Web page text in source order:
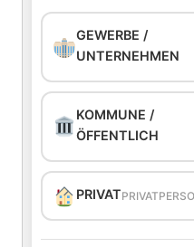
GEWERBE /
UNTERNEHMEN
KOMMUNE /
ÖFFENTLICH
PRIVAT